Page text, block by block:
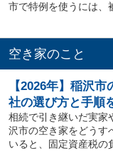
市で特例を使うには、
空き家のこと
【2026年】稲沢
社の選び方と手順
相続で引き継いだ実家
沢市の空き家をどうす
いると、固定資産税の